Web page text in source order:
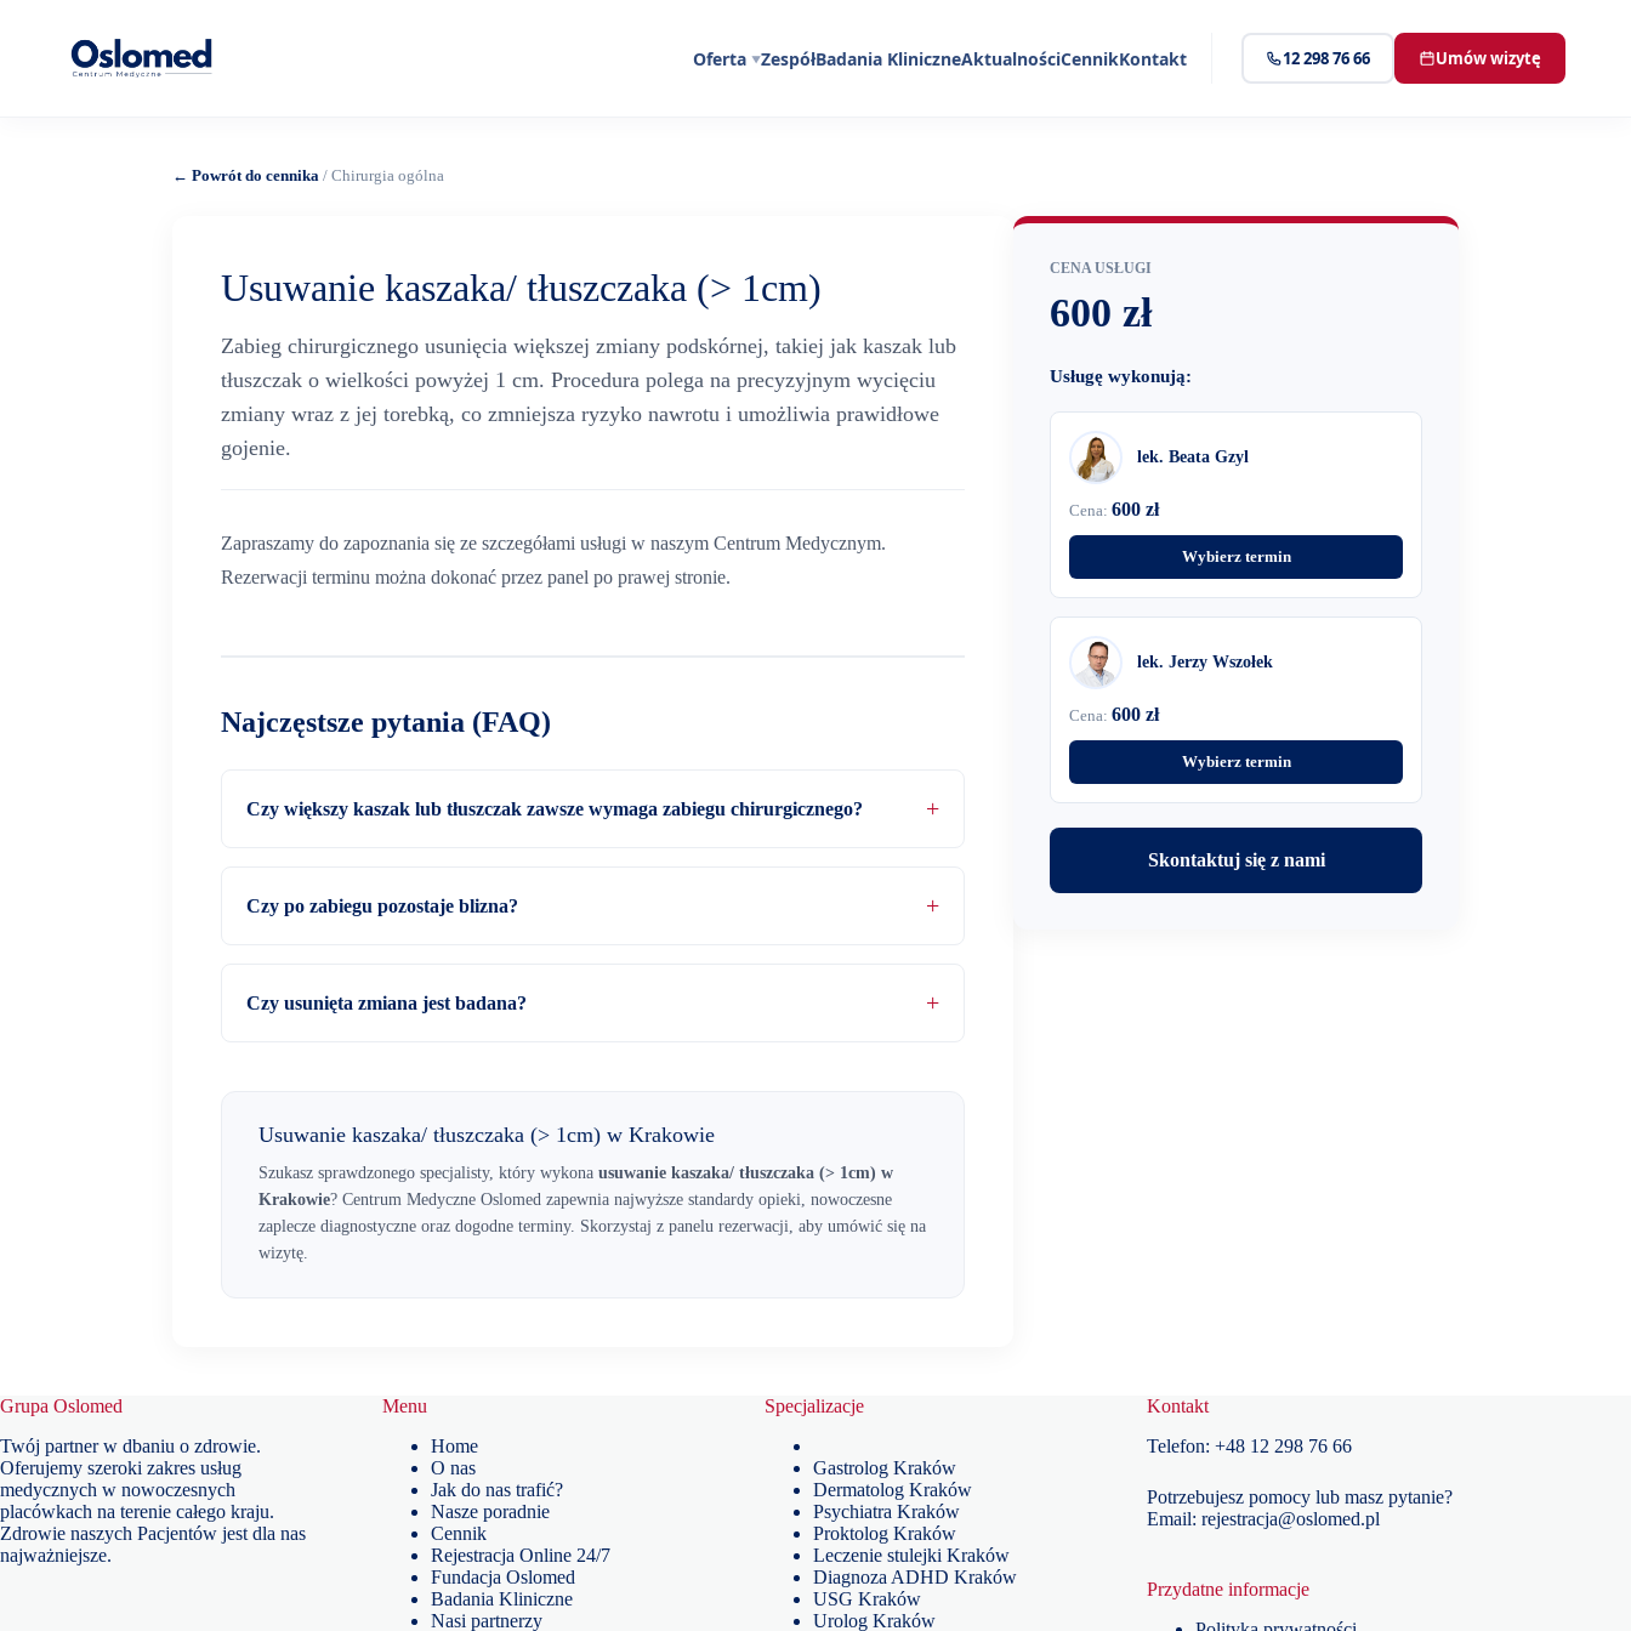
Oferta ZespółBadania KliniczneAktualnościCennikKontakt 12 298 76 66 Umów wizytę
← Powrót do cennika / Chirurgia ogólna
Usuwanie kaszaka/ tłuszczaka (> 1cm)
Zabieg chirurgicznego usunięcia większej zmiany podskórnej, takiej jak kaszak lub
tłuszczak o wielkości powyżej 1 cm. Procedura polega na precyzyjnym wycięciu
zmiany wraz z jej torebką, co zmniejsza ryzyko nawrotu i umożliwia prawidłowe
gojenie.
Zapraszamy do zapoznania się ze szczegółami usługi w naszym Centrum Medycznym.
Rezerwacji terminu można dokonać przez panel po prawej stronie.
Najczęstsze pytania (FAQ)
Czy większy kaszak lub tłuszczak zawsze wymaga zabiegu chirurgicznego?
Czy po zabiegu pozostaje blizna?
Czy usunięta zmiana jest badana?
Usuwanie kaszaka/ tłuszczaka (> 1cm) w Krakowie
Szukasz sprawdzonego specjalisty, który wykona usuwanie kaszaka/ tłuszczaka (> 1cm) w
Krakowie? Centrum Medyczne Oslomed zapewnia najwyższe standardy opieki, nowoczesne
zaplecze diagnostyczne oraz dogodne terminy. Skorzystaj z panelu rezerwacji, aby umówić się na
wizytę.
CENA USŁUGI
600 zł
Usługę wykonują:
lek. Beata Gzyl
Cena:600 zł
Wybierz termin
lek. Jerzy Wszołek
Cena:600 zł
Wybierz termin
Skontaktuj się z nami
Grupa Oslomed
Twój partner w dbaniu o zdrowie.
Oferujemy szeroki zakres usług
medycznych w nowoczesnych
placówkach na terenie całego kraju.
Zdrowie naszych Pacjentów jest dla nas
najważniejsze.
Menu
Home
O nas
Jak do nas trafić?
Nasze poradnie
Cennik
Rejestracja Online 24/7
Fundacja Oslomed
Badania Kliniczne
Nasi partnerzy
Specjalizacje
Gastrolog Kraków
Dermatolog Kraków
Psychiatra Kraków
Proktolog Kraków
Leczenie stulejki Kraków
Diagnoza ADHD Kraków
USG Kraków
Urolog Kraków
Kontakt
Telefon: +48 12 298 76 66
Potrzebujesz pomocy lub masz pytanie?
Email: rejestracja@oslomed.pl
Przydatne informacje